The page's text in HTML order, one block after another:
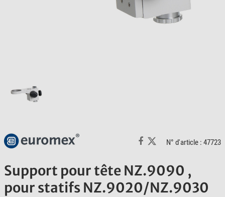
N° d'article : 47723
Support pour tête NZ.9090 ,
pour statifs NZ.9020/NZ.9030